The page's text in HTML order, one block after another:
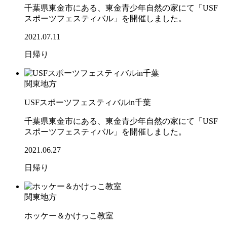
千葉県東金市にある、東金青少年自然の家にて「USF
スポーツフェスティバル」を開催しました。
2021.07.11
日帰り
関東地方
USFスポーツフェスティバルin千葉
千葉県東金市にある、東金青少年自然の家にて「USF
スポーツフェスティバル」を開催しました。
2021.06.27
日帰り
関東地方
ホッケー＆かけっこ教室